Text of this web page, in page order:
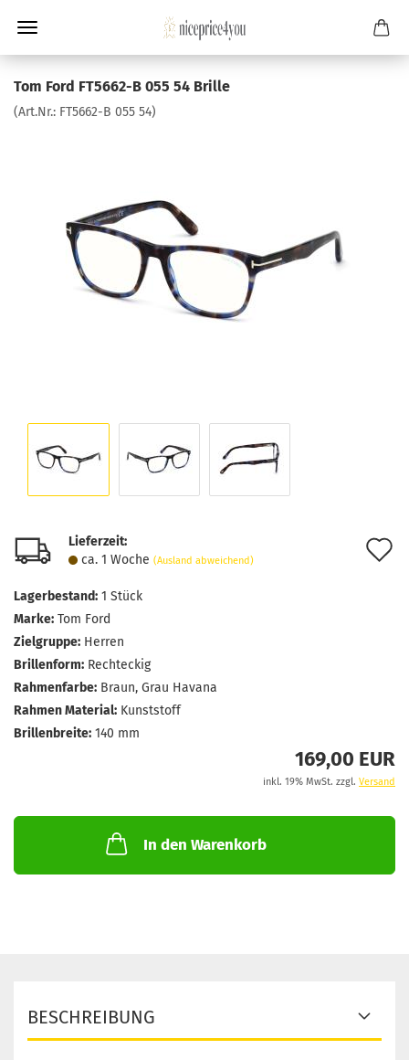
Tom Ford FT5662-B 055 54 Brille
(Art.Nr.: FT5662-B 055 54)
Lieferzeit:
ca. 1 Woche (Ausland abweichend)
Lagerbestand: 1 Stück
Marke: Tom Ford
Zielgruppe: Herren
Brillenform: Rechteckig
Rahmenfarbe: Braun, Grau Havana
Rahmen Material: Kunststoff
Brillenbreite: 140 mm
169,00 EUR
inkl. 19% MwSt. zzgl. Versand
In den Warenkorb
BESCHREIBUNG